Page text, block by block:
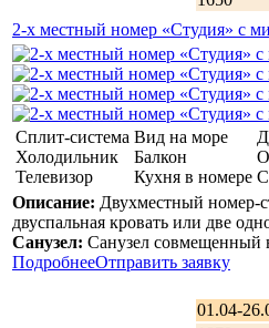
2-х местный номер «Студия» с
Сплит-система
Холодильник
Телевизор
Вид на море
Балкон
Кухня в номере
Описание: Двухместный номер-
двуспальная кровать или две
Санузел: Санузел совмещенный
ПодробнееОтправить заявку
01.04-